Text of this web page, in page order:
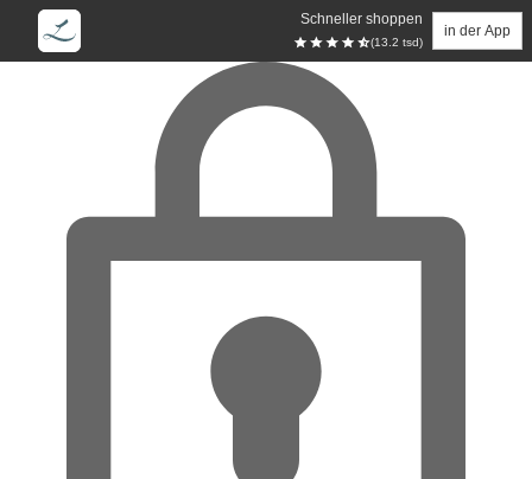
Schneller shoppen
(13.2 tsd)
in der App
Zum Hauptinhalt springen